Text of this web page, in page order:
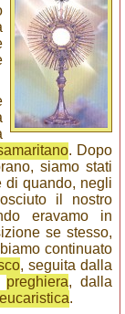
. Dopo
siamo stati
di quando, negli
il nostro
eravamo in
se stesso,
continuato
, seguita dalla
preghiera, dalla
.